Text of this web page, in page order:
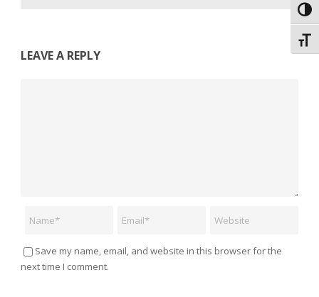
LEAVE A REPLY
Save my name, email, and website in this browser for the
next time I comment.